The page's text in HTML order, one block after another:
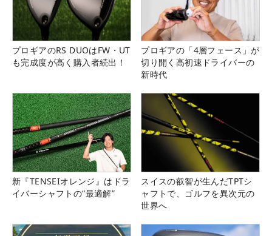
プロギアのRS DUOはFW・UT
も完成度が高く購入者続出！
プロギアの「4層フェース」が
切り開く高初速ドライバーの
新時代
新『TENSEIオレンジ』はドラ
イバーシャフトの“最適解”
スイスの叡智が生んだTPTシ
ャフトで、ゴルフを異次元の
世界へ